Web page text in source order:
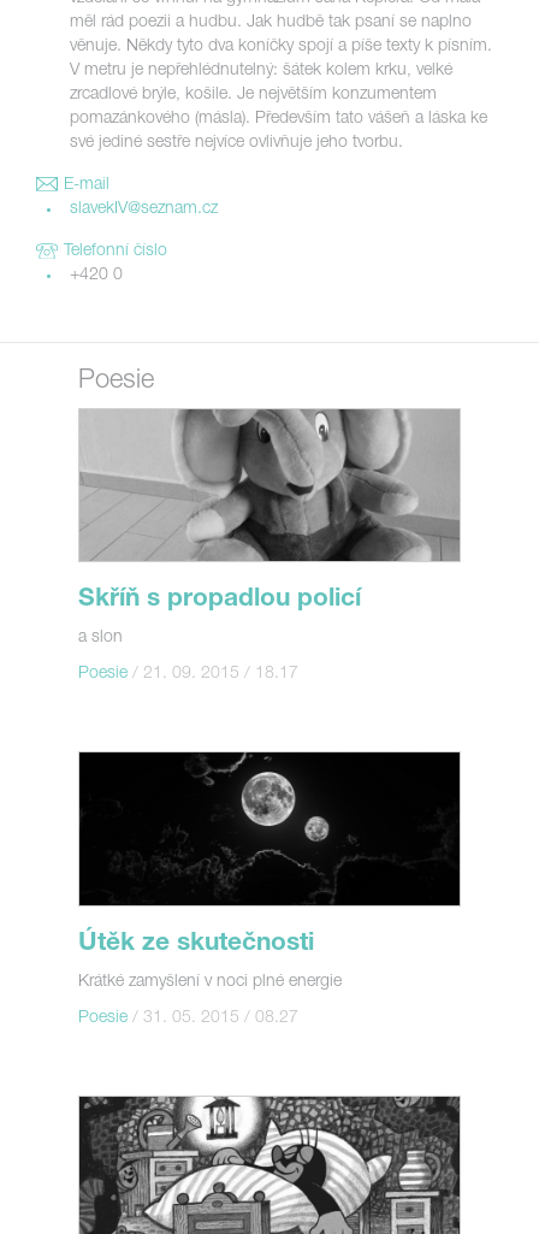
měl rád poezii a hudbu. Jak hudbě tak psaní se naplno
věnuje. Někdy tyto dva koníčky spojí a píše texty k písním.
V metru je nepřehlédnutelný: šátek kolem krku, velké
zrcadlové brýle, košile. Je největším konzumentem
pomazánkového (másla). Především tato vášeň a láska ke
své jediné sestře nejvíce ovlivňuje jeho tvorbu.
E-mail
slavekIV@seznam.cz
Telefonní číslo
+420 0
Poesie
Skříň s propadlou policí
a slon
Poesie / 21. 09. 2015 / 18.17
Útěk ze skutečnosti
Krátké zamyšlení v noci plné energie
Poesie / 31. 05. 2015 / 08.27